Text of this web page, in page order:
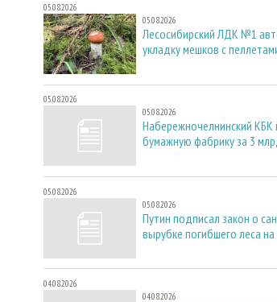
05.08.2026
05.08.2026
Лесосибирский ЛДК №1
укладку мешков с
05.08.2026
05.08.2026
Набережночелнинский
бумажную фабрику за 3
05.08.2026
05.08.2026
Путин подписал закон о
вырубке погибшего леса на
04.08.2026
04.08.2026